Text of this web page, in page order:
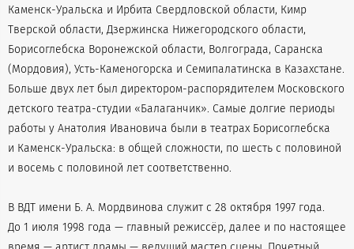
Каменск-Уральска и Ирбита Свердловской области, Кимр
Тверской области, Дзержинска Нижегородского области,
Борисоглебска Воронежской области, Волгограда, Саранска
(Мордовия), Усть-Каменогорска и Семипалатинска в Казахстане.
Больше двух лет был директором-распорядителем Московского
детского театра-студии «Балаганчик». Самые долгие периоды
работы у Анатолия Ивановича были в театрах Борисоглебска
и Каменск-Уральска: в общей сложности, по шесть с половиной
и восемь с половиной лет соответственно.
В ВДТ имени Б. А. Мордвинова служит с 28 октября 1997 года.
До 1 июля 1998 года — главный режиссёр, далее и по настоящее